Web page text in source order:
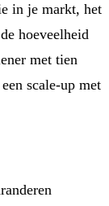
in je markt, het
hoeveelheid
met tien
scale-up met